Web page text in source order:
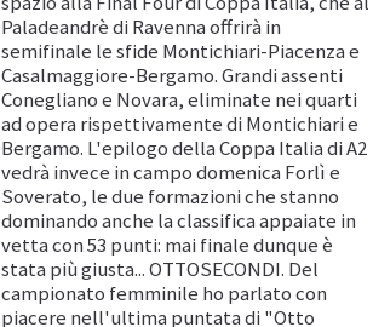
Paladeandrè di Ravenna offrirà in
semifinale le sfide Montichiari-Piacenza e
Casalmaggiore-Bergamo. Grandi assenti
Conegliano e Novara, eliminate nei quarti
ad opera rispettivamente di Montichiari e
Bergamo. L'epilogo della Coppa Italia di A2
vedrà invece in campo domenica Forlì e
Soverato, le due formazioni che stanno
dominando anche la classifica appaiate in
vetta con 53 punti: mai finale dunque è
stata più giusta... OTTOSECONDI. Del
campionato femminile ho parlato con
piacere nell'ultima puntata di "Otto